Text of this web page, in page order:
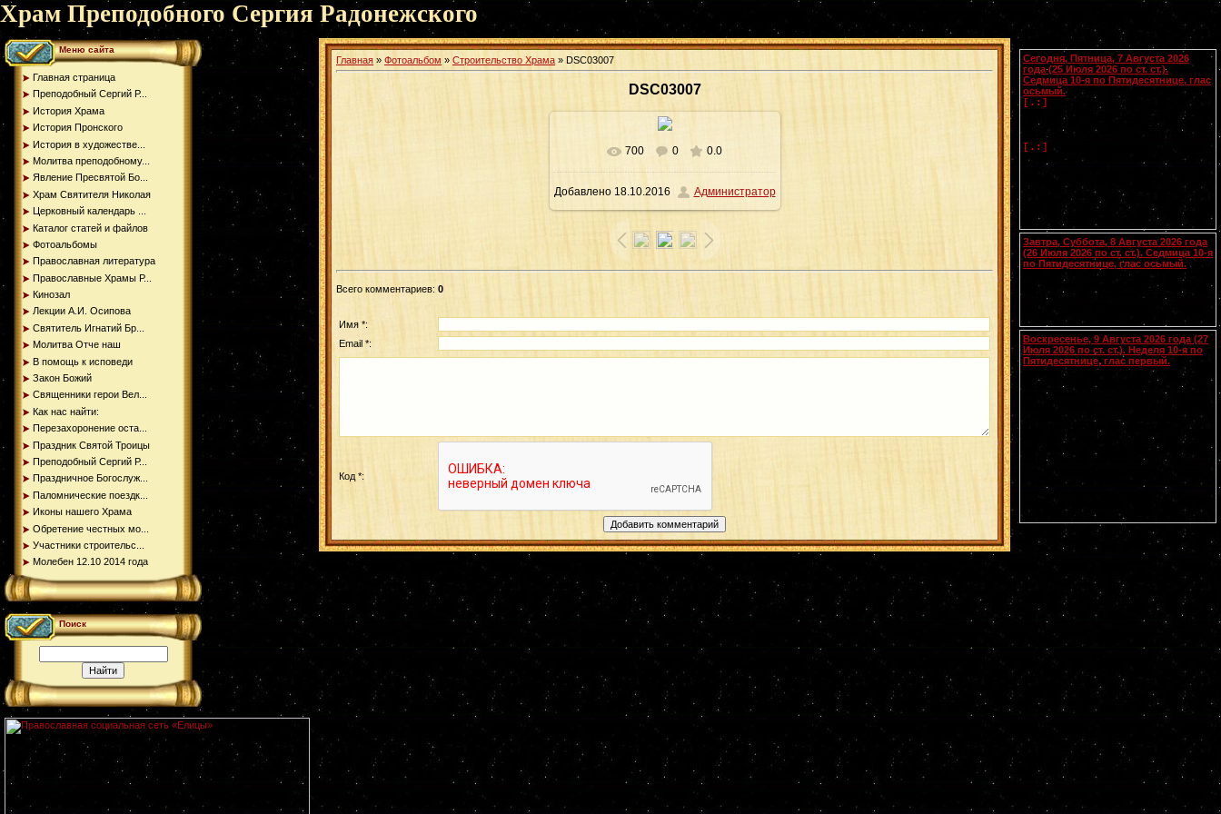
Храм Преподобного Сергия Радонежского
Меню сайта
Главная страница
Преподобный Сергий Р...
История Храма
История Пронского
История в художестве...
Молитва преподобному...
Явление Пресвятой Бо...
Храм Святителя Николая
Церковный календарь ...
Каталог статей и файлов
Фотоальбомы
Православная литература
Православные Храмы Р...
Кинозал
Лекции А.И. Осипова
Святитель Игнатий Бр...
Молитва Отче наш
В помощь к исповеди
Закон Божий
Священники герои Вел...
Как нас найти:
Перезахоронение оста...
Праздник Святой Троицы
Преподобный Сергий Р...
Праздничное Богослуж...
Паломнические поездк...
Иконы нашего Храма
Обретение честных мо...
Участники строительс...
Молебен 12.10 2014 года
Поиск
Главная » Фотоальбом » Строительство Храма » DSC03007
DSC03007
В реальном размере 1044x1600
3717.0Kb
700 0 0.0
Добавлено18.10.2016 Администратор
Всего комментариев: 0
Имя *:
Email *:
Код *:
Сегодня, Пятница, 7 Августа 2026
года (25 Июля 2026 по ст. ст.).
Седмица 10-я по Пятидесятнице, глас
осьмый.
[.:]
Успение прав. Анны
Пресвятой Богородицы. Свв. жен
Олимпиады диакониссы (408-410) и
Евпраксии девы, Тавеннской (413).
[.:]
Унженского (1444). Мчч. Санкта,
Маттура, Аттала и Бландины, Лионских
(553).
Чтения на этот год не определены
Завтра, Суббота, 8 Августа 2026 года
(26 Июля 2026 по ст. ст.). Седмица 10-я
по Пятидесятнице, глас осьмый.
Сщмчч. Ермолая, Ермиппа и Ермократа,
иереев Никомидийских (ок. 305). Прп.
Моисея Угрина, Печерского, в Ближних
(138-161).
Воскресенье, 9 Августа 2026 года (27
Июля 2026 по ст. ст.). Неделя 10-я по
Пятидесятнице, глас первый.
Собор Смоленских святых
переходящее празднование в
воскресенье перед 28 июля
[.:]
Вмч.
(305). Прп.
Германа Аляскинского (1837). Блж.
Николая Кочанова, Христа ради
юродивого, Новгородского (1392). Прп.
Анфисы игумении и 90 сестер ее (VIII).
Свт. Иоасафа, митр. Московского.
Охридского (916), Наума, Саввы,
Горазда и Ангеляра, учеников свв.
Христодула (1777) (
Греч.